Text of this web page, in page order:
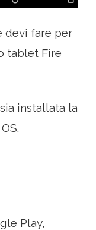
devi fare per
tablet Fire
installata la
Play,